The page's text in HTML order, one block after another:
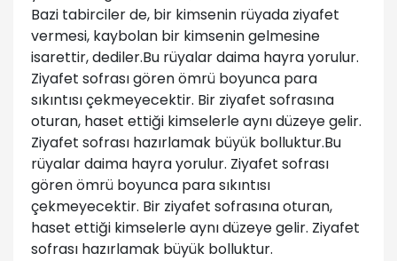
Bazi tabirciler de, bir kimsenin rüyada ziyafet
vermesi, kaybolan bir kimsenin gelmesine
isarettir, dediler.Bu rüyalar daima hayra yorulur.
Ziyafet sofrası gören ömrü boyunca para
sıkıntısı çekmeyecektir. Bir ziyafet sofrasına
oturan, haset ettiği kimselerle aynı düzeye gelir.
Ziyafet sofrası hazırlamak büyük bolluktur.Bu
rüyalar daima hayra yorulur. Ziyafet sofrası
gören ömrü boyunca para sıkıntısı
çekmeyecektir. Bir ziyafet sofrasına oturan,
haset ettiği kimselerle aynı düzeye gelir. Ziyafet
sofrası hazırlamak büyük bolluktur.